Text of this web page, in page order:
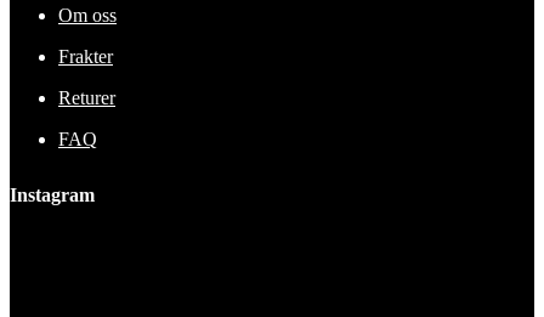
Om oss
Frakter
Returer
FAQ
Instagram